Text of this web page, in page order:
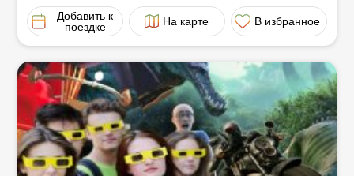
Добавить к
поездке
На карте В избранное